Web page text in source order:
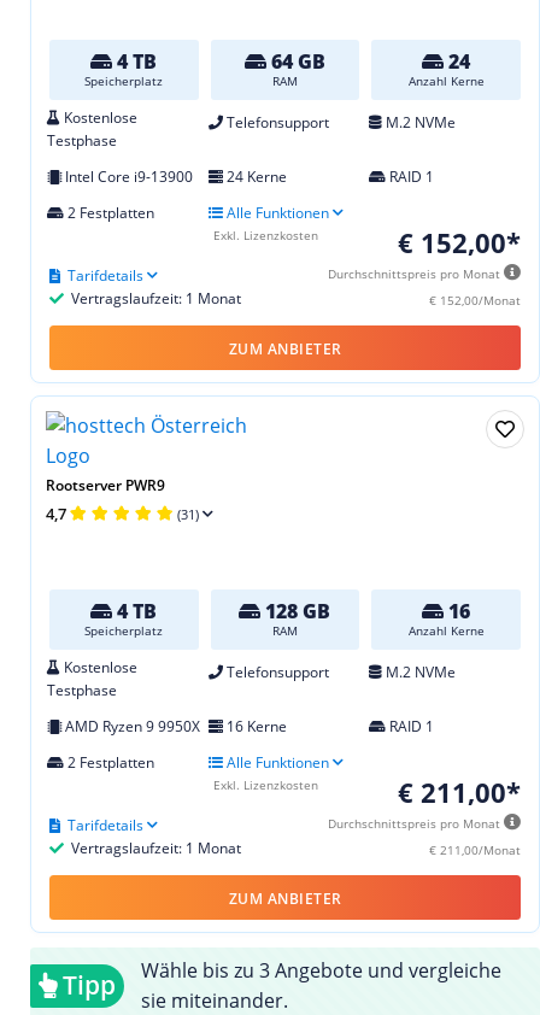
4 TB
Speicherplatz
64 GB
RAM
24
Anzahl Kerne
Kostenlose
Testphase
Telefonsupport M.2 NVMe
Intel Core i9-13900 24 Kerne
RAID 1
2 Festplatten
Alle Funktionen
€ 152,00*
Durchschnittspreis pro Monat
€ 152,00/Monat
Vertragslaufzeit: 1 Monat
Tarifdetails
Exkl. Lizenzkosten
ZUM ANBIETER
Rootserver PWR9
4,7 (31)
4 TB
Speicherplatz
128 GB
RAM
16
Anzahl Kerne
Kostenlose
Testphase
Telefonsupport M.2 NVMe
AMD Ryzen 9 9950X 16 Kerne
RAID 1
2 Festplatten
Alle Funktionen
€ 211,00*
Durchschnittspreis pro Monat
€ 211,00/Monat
Vertragslaufzeit: 1 Monat
Tarifdetails
Exkl. Lizenzkosten
ZUM ANBIETER
Tipp
Wähle bis zu 3 Angebote und vergleiche
sie miteinander.